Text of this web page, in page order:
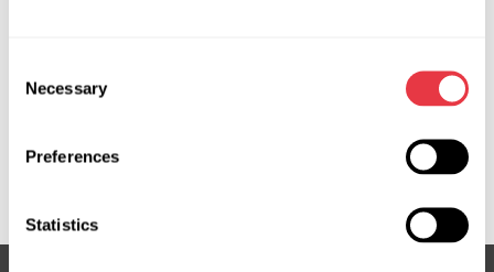
Selection
Necessary
Preferences
Statistics